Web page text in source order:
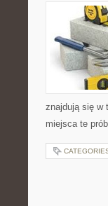
znajdują się w
miejsca te